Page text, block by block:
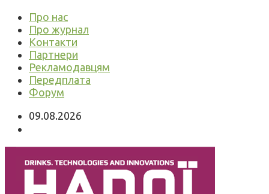
Про нас
Про журнал
Контакти
Партнери
Рекламодавцям
Передплата
Форум
09.08.2026